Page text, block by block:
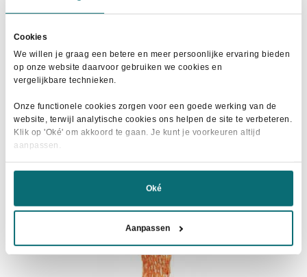
Cookies
We willen je graag een betere en meer persoonlijke ervaring bieden
op onze website daarvoor gebruiken we cookies en
vergelijkbare technieken.
Onze functionele cookies zorgen voor een goede werking van de
website, terwijl analytische cookies ons helpen de site te verbeteren.
Klik op 'Oké' om akkoord te gaan. Je kunt je voorkeuren altijd
aanpassen.
Oké
Aanpassen
€119,95.€89,95.product
heeft
variaties.
Deze
optie
gekozen
op
productpagina
- 25%